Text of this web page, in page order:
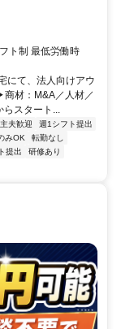
ト制 最低労働時
て、法人向けアウ
材：M&A／人材／
スタート...
夫歓迎
週1シフト提出
みOK
転勤なし
提出
研修あり